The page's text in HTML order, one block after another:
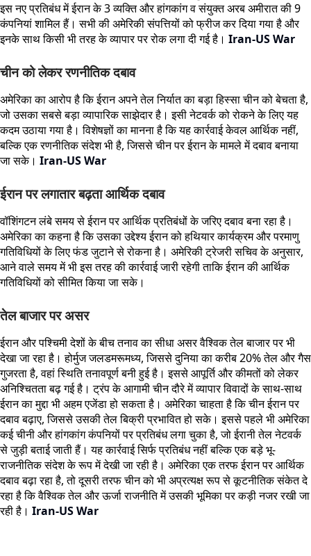
इस नए प्रतिबंध में ईरान के 3 व्यक्ति और हांगकांग व संयुक्त अरब अमीरात की 9
कंपनियां शामिल हैं। सभी की अमेरिकी संपत्तियों को फ्रीज कर दिया गया है और
इनके साथ किसी भी तरह के व्यापार पर रोक लगा दी गई है। Iran-US War
चीन को लेकर रणनीतिक दबाव
अमेरिका का आरोप है कि ईरान अपने तेल निर्यात का बड़ा हिस्सा चीन को बेचता है,
जो उसका सबसे बड़ा व्यापारिक साझेदार है। इसी नेटवर्क को रोकने के लिए यह
कदम उठाया गया है। विशेषज्ञों का मानना है कि यह कार्रवाई केवल आर्थिक नहीं,
बल्कि एक रणनीतिक संदेश भी है, जिससे चीन पर ईरान के मामले में दबाव बनाया
जा सके। Iran-US War
ईरान पर लगातार बढ़ता आर्थिक दबाव
वॉशिंगटन लंबे समय से ईरान पर आर्थिक प्रतिबंधों के जरिए दबाव बना रहा है।
अमेरिका का कहना है कि उसका उद्देश्य ईरान को हथियार कार्यक्रम और परमाणु
गतिविधियों के लिए फंड जुटाने से रोकना है। अमेरिकी ट्रेजरी सचिव के अनुसार,
आने वाले समय में भी इस तरह की कार्रवाई जारी रहेगी ताकि ईरान की आर्थिक
गतिविधियों को सीमित किया जा सके।
तेल बाजार पर असर
ईरान और पश्चिमी देशों के बीच तनाव का सीधा असर वैश्विक तेल बाजार पर भी
देखा जा रहा है। होर्मुज जलडमरूमध्य, जिससे दुनिया का करीब 20% तेल और गैस
गुजरता है, वहां स्थिति तनावपूर्ण बनी हुई है। इससे आपूर्ति और कीमतों को लेकर
अनिश्चितता बढ़ गई है। ट्रंप के आगामी चीन दौरे में व्यापार विवादों के साथ-साथ
ईरान का मुद्दा भी अहम एजेंडा हो सकता है। अमेरिका चाहता है कि चीन ईरान पर
दबाव बढ़ाए, जिससे उसकी तेल बिक्री प्रभावित हो सके। इससे पहले भी अमेरिका
कई चीनी और हांगकांग कंपनियों पर प्रतिबंध लगा चुका है, जो ईरानी तेल नेटवर्क
से जुड़ी बताई जाती हैं। यह कार्रवाई सिर्फ प्रतिबंध नहीं बल्कि एक बड़े भू-
राजनीतिक संदेश के रूप में देखी जा रही है। अमेरिका एक तरफ ईरान पर आर्थिक
दबाव बढ़ा रहा है, तो दूसरी तरफ चीन को भी अप्रत्यक्ष रूप से कूटनीतिक संकेत दे
रहा है कि वैश्विक तेल और ऊर्जा राजनीति में उसकी भूमिका पर कड़ी नजर रखी जा
रही है। Iran-US War